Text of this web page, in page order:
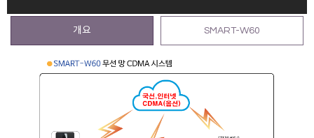
개요 SMART-W60